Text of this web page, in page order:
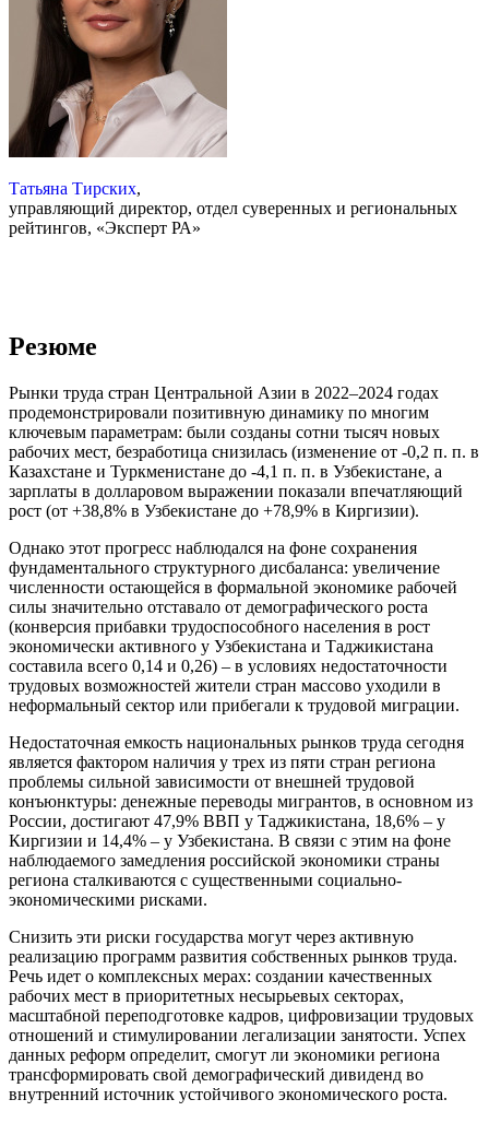
Татьяна Тирских,
управляющий директор, отдел суверенных и региональных
рейтингов, «Эксперт РА»
Резюме
Рынки труда стран Центральной Азии в 2022–2024 годах
продемонстрировали позитивную динамику по многим
ключевым параметрам: были созданы сотни тысяч новых
рабочих мест, безработица снизилась (изменение от -0,2 п. п. в
Казахстане и Туркменистане до -4,1 п. п. в Узбекистане, а
зарплаты в долларовом выражении показали впечатляющий
рост (от +38,8% в Узбекистане до +78,9% в Киргизии).
Однако этот прогресс наблюдался на фоне сохранения
фундаментального структурного дисбаланса: увеличение
численности остающейся в формальной экономике рабочей
силы значительно отставало от демографического роста
(конверсия прибавки трудоспособного населения в рост
экономически активного у Узбекистана и Таджикистана
составила всего 0,14 и 0,26) – в условиях недостаточности
трудовых возможностей жители стран массово уходили в
неформальный сектор или прибегали к трудовой миграции.
Недостаточная емкость национальных рынков труда сегодня
является фактором наличия у трех из пяти стран региона
проблемы сильной зависимости от внешней трудовой
конъюнктуры: денежные переводы мигрантов, в основном из
России, достигают 47,9% ВВП у Таджикистана, 18,6% – у
Киргизии и 14,4% – у Узбекистана. В связи с этим на фоне
наблюдаемого замедления российской экономики страны
региона сталкиваются с существенными социально-
экономическими рисками.
Снизить эти риски государства могут через активную
реализацию программ развития собственных рынков труда.
Речь идет о комплексных мерах: создании качественных
рабочих мест в приоритетных несырьевых секторах,
масштабной переподготовке кадров, цифровизации трудовых
отношений и стимулировании легализации занятости. Успех
данных реформ определит, смогут ли экономики региона
трансформировать свой демографический дивиденд во
внутренний источник устойчивого экономического роста.